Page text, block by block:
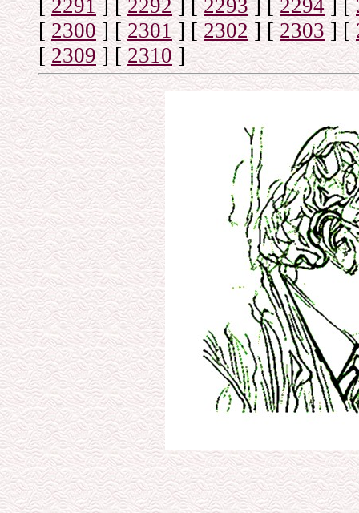
[2291] [2292] [2293] [2294] [
[ 2300] [2301] [2302] [2303] [
[2309] [2310]